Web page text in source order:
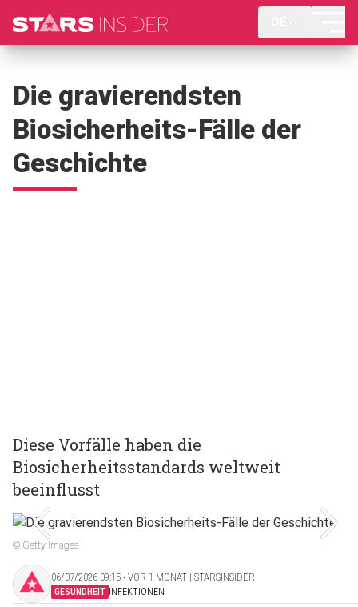
Die gravierendsten
Biosicherheits-Fälle der
Geschichte
Diese Vorfälle haben die
Biosicherheitsstandards weltweit
beeinflusst
© Getty Images
06/07/2026 09:15 ‧ VOR 1 MONAT | STARSINSIDER
GESUNDHEIT INFEKTIONEN